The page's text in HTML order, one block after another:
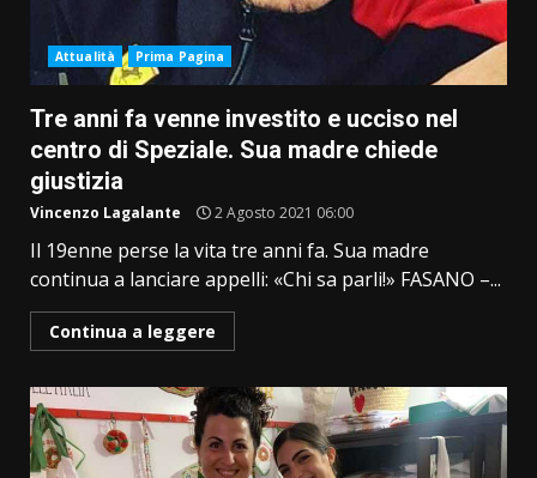
Attualità Prima Pagina
Tre anni fa venne investito e ucciso nel
centro di Speziale. Sua madre chiede
giustizia
Vincenzo Lagalante 2 Agosto 2021 06:00
Il 19enne perse la vita tre anni fa. Sua madre
continua a lanciare appelli: «Chi sa parli!» FASANO –...
Continua a leggere